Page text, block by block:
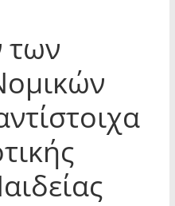
των